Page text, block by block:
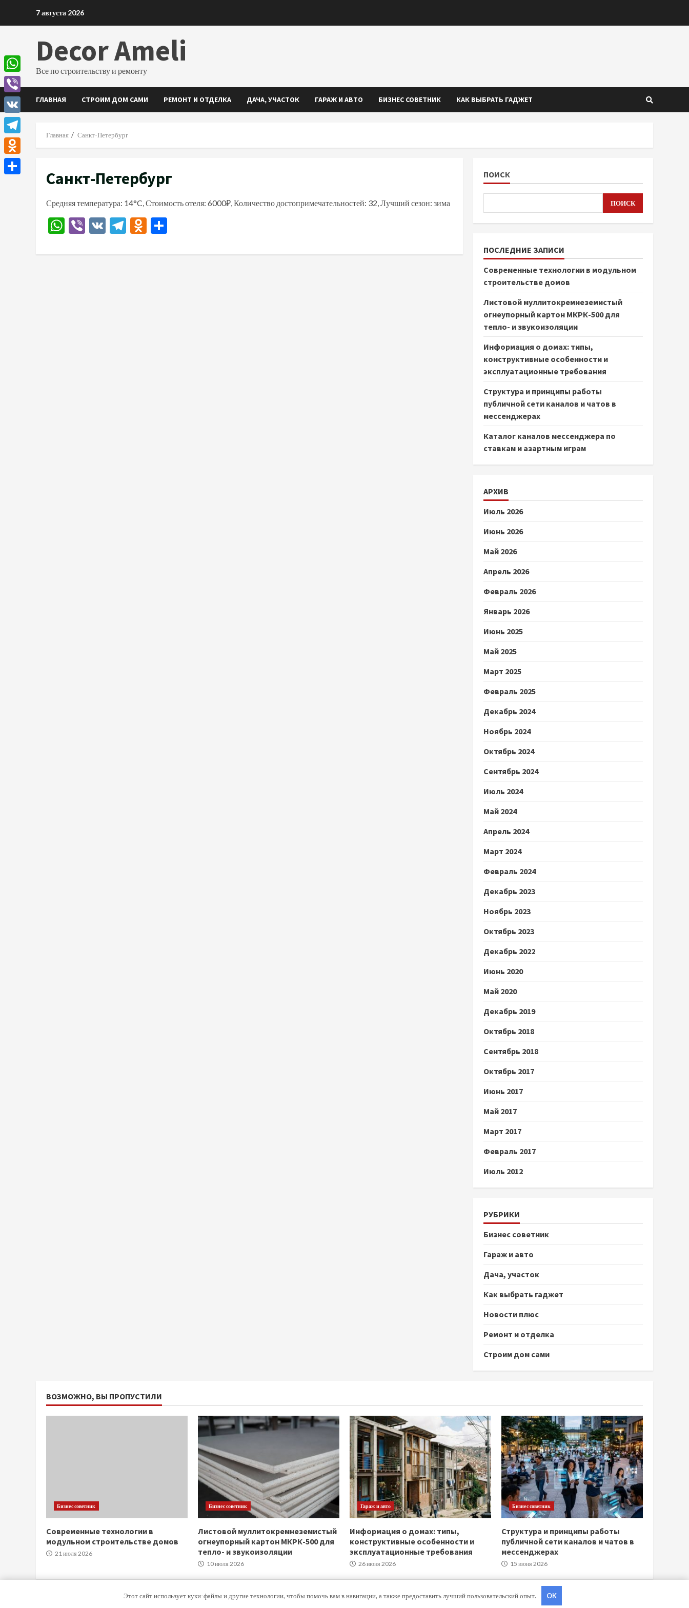
7 августа 2026
Decor Ameli
Все по строительству и ремонту
ГЛАВНАЯ СТРОИМ ДОМ САМИ РЕМОНТ И ОТДЕЛКА ДАЧА, УЧАСТОК ГАРАЖ И АВТО БИЗНЕС СОВЕТНИК КАК ВЫБРАТЬ ГАДЖЕТ
Главная Санкт-Петербург
Санкт-Петербург
Средняя температура: 14°C, Стоимость отеля: 6000₽, Количество достопримечательностей: 32, Лучший сезон: зима
WhatsApp
Viber
VK Telegram
Odnoklassniki
ПОИСК
ПОИСК
ПОСЛЕДНИЕ ЗАПИСИ
Современные технологии в модульном
строительстве домов
Листовой муллитокремнеземистый
огнеупорный картон МКРК-500 для
тепло- и звукоизоляции
Информация о домах: типы,
конструктивные особенности и
эксплуатационные требования
Структура и принципы работы
публичной сети каналов и чатов в
мессенджерах
Каталог каналов мессенджера по
ставкам и азартным играм
АРХИВ
Июль 2026
Июнь 2026
Май 2026
Апрель 2026
Февраль 2026
Январь 2026
Июнь 2025
Май 2025
Март 2025
Февраль 2025
Декабрь 2024
Ноябрь 2024
Октябрь 2024
Сентябрь 2024
Июль 2024
Май 2024
Апрель 2024
Март 2024
Февраль 2024
Декабрь 2023
Ноябрь 2023
Октябрь 2023
Декабрь 2022
Июнь 2020
Май 2020
Декабрь 2019
Октябрь 2018
Сентябрь 2018
Октябрь 2017
Июнь 2017
Май 2017
Март 2017
Февраль 2017
Июль 2012
РУБРИКИ
Бизнес советник
Гараж и авто
Дача, участок
Как выбрать гаджет
Новости плюс
Ремонт и отделка
Строим дом сами
ВОЗМОЖНО, ВЫ ПРОПУСТИЛИ
Бизнес советник
Современные технологии в
модульном строительстве домов
21 июля 2026
Бизнес советник
Листовой муллитокремнеземистый
огнеупорный картон МКРК-500 для
тепло- и звукоизоляции
10 июля 2026
Гараж и авто
Информация о домах: типы,
конструктивные особенности и
эксплуатационные требования
26 июня 2026
Бизнес советник
Структура и принципы работы
публичной сети каналов и чатов в
мессенджерах
15 июня 2026
Copyright © Все права защищены.|MoreNewsот AF themes.
WhatsApp
Viber
VK
Telegram
Odnoklassniki
Этот сайт использует куки-файлы и другие технологии, чтобы помочь вам в навигации, а также предоставить лучший пользовательский опыт. OK